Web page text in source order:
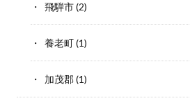
飛騨市(2)
養老町(1)
加茂郡(1)